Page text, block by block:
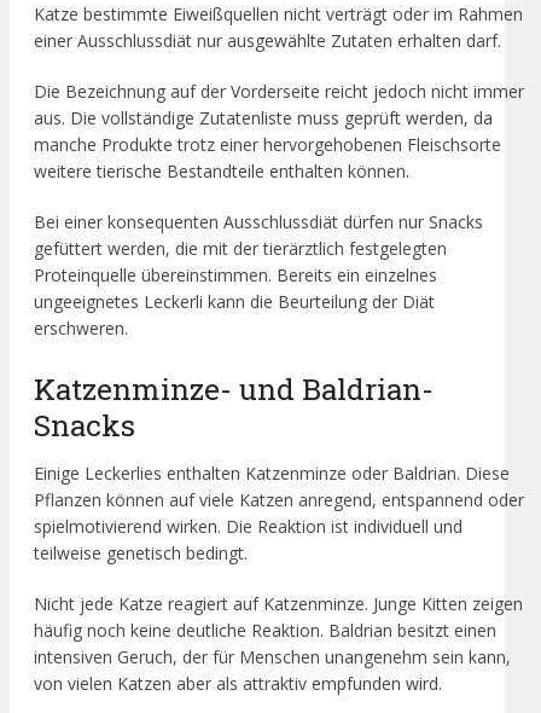
Katze bestimmte Eiweißquellen nicht verträgt oder im Rahmen
einer Ausschlussdiät nur ausgewählte Zutaten erhalten darf.
Die Bezeichnung auf der Vorderseite reicht jedoch nicht immer
aus. Die vollständige Zutatenliste muss geprüft werden, da
manche Produkte trotz einer hervorgehobenen Fleischsorte
weitere tierische Bestandteile enthalten können.
Bei einer konsequenten Ausschlussdiät dürfen nur Snacks
gefüttert werden, die mit der tierärztlich festgelegten
Proteinquelle übereinstimmen. Bereits ein einzelnes
ungeeignetes Leckerli kann die Beurteilung der Diät
erschweren.
Katzenminze- und Baldrian-
Snacks
Einige Leckerlies enthalten Katzenminze oder Baldrian. Diese
Pflanzen können auf viele Katzen anregend, entspannend oder
spielmotivierend wirken. Die Reaktion ist individuell und
teilweise genetisch bedingt.
Nicht jede Katze reagiert auf Katzenminze. Junge Kitten zeigen
häufig noch keine deutliche Reaktion. Baldrian besitzt einen
intensiven Geruch, der für Menschen unangenehm sein kann,
von vielen Katzen aber als attraktiv empfunden wird.